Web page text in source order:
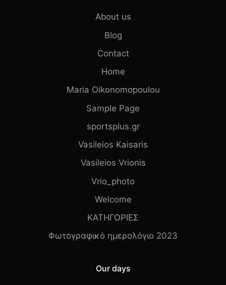
About us
Blog
Contact
Home
Maria Oikonomopoulou
Sample Page
sportsplus.gr
Vasileios Kaisaris
Vasileios Vrionis
Vrio_photo
Welcome
ΚΑΤΗΓΟΡΙΕΣ
Φωτογραφικό ημερολόγιο 2023
Our days